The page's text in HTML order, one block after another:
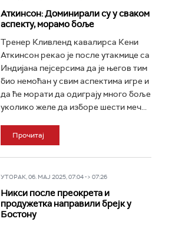
Аткинсон: Доминирали су у сваком
аспекту, морамо боље
Тренер Кливленд кавалирса Кени
Аткинсон рекао је после утакмице са
Индијана пејсерсима да је његов тим
био немоћан у свим аспектима игре и
да ће морати да одиграју много боље
уколико желе да изборе шести меч...
Прочитај
УТОРАК, 06. МАЈ 2025, 07:04 -> 07:26
Никси после преокрета и
продужетка направили брејк у
Бостону